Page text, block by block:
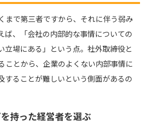
まで第三者ですから、それに伴う弱み
ば、「会社の内部的な事情についての
立場にある」という点。社外取締役と
ことから、企業のよくない内部事情に
することが難しいという側面があるの
持った経営者を選ぶ